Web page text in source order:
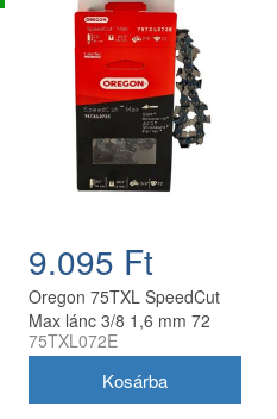
9.095 Ft
Oregon 75TXL SpeedCut
Max lánc 3/8 1,6 mm 72
szem
75TXL072E